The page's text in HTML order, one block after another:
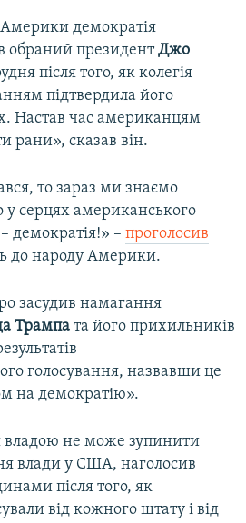
демократія
обраний президентДжо
після того, як колегія
підтвердила його
Настав час американцям
рани», сказав він.
то зараз ми знаємо
серцях американського
демократія!» – проголосив
до народу Америки.
засудив намагання
Трампа та його прихильників
голосування, назвавши це
на демократію».
владою не може зупинити
влади у США, наголосив
після того, як
від кожного штату і від